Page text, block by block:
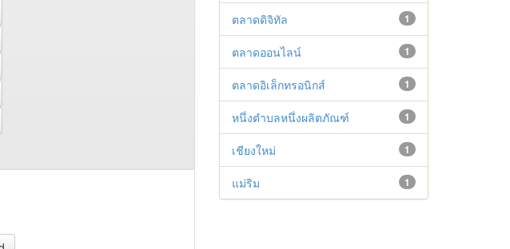
1
ตลาดดิจิทัล
1
ตลาดออนไลน์
1
ตลาดอิเล็กทรอนิกส์
1
หนึ่งตำบลหนึ่งผลิตภัณฑ์
1
เชียงใหม่
1
แม่ริม